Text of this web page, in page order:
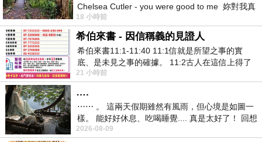
好連夜，逃離領地，躲進荒涼的沙漠。從此，只要
看見藍色的羽毛，就以為是翠鳥回來報冤，終日惶
惶不安，再也無法在藍天自由翱翔。
※寓意
貪婪，常使人失去理智。
盲目的貪婪，會讓人失去基本的常識。
有些人，執著於占有，不屬於自己，甚至對自
己，毫無用處的「虛名」或「微利」，不惜傷人害
命；結果，不僅一無所獲，反而讓自己，陷入終身
Chelsea Cutler - you were good to me 妳對我真
好 因
18 小時前
希伯來書 - 因信稱義的見證人
希伯來書11:1-11:40 11:1信就是所望之事的實
底、是未見之事的確據。 11:2古人在這信上得了
美好的證據。 11:3我們因着信、就知道
21 小時前
….
⋯⋯ 。 這兩天假期雖然有風雨，但心境是如圖一
樣。 能好好休息、吃喝睡覺.... 真是太好了！ 回想
起來，以前根本就很難有這
2026-08-09